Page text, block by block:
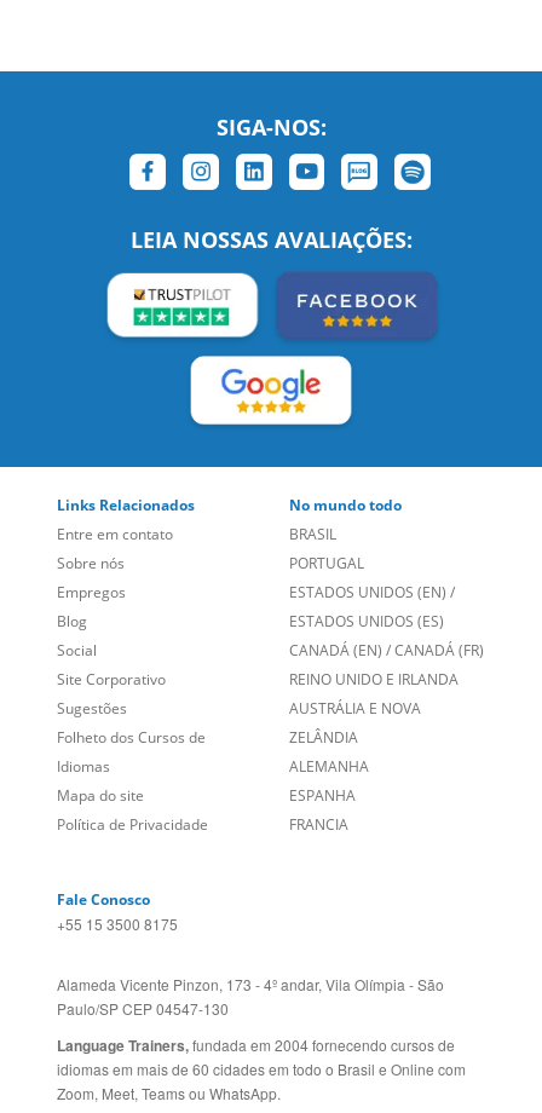
SIGA-NOS:
LEIA NOSSAS AVALIAÇÕES:
Links Relacionados
Entre em contato
Sobre nós
Empregos
Blog
Social
Site Corporativo
Sugestões
Folheto dos Cursos de
Idiomas
Mapa do site
Política de Privacidade
No mundo todo
BRASIL
PORTUGAL
ESTADOS UNIDOS (EN) /
ESTADOS UNIDOS (ES)
CANADÁ (EN) /CANADÁ (FR)
REINO UNIDO E IRLANDA
AUSTRÁLIA E NOVA
ZELÂNDIA
ALEMANHA
ESPANHA
FRANCIA
Fale Conosco
+55 15 3500 8175
Alameda Vicente Pinzon, 173 - 4º andar, Vila Olímpia - São
Paulo/SP CEP 04547-130
Language Trainers,fundada em 2004 fornecendo cursos de
idiomas em mais de 60 cidades em todo o Brasil e Online com
Zoom, Meet, Teams ou WhatsApp.